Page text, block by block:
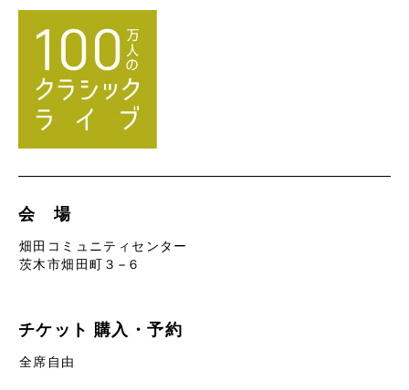
会 場
畑田コミュニティセンター
茨木市畑田町３−６
チケット 購入・予約
全席自由